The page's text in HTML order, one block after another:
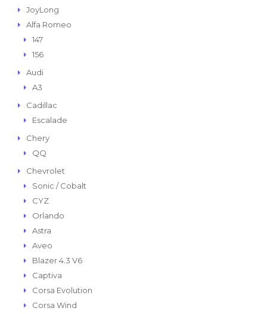
JoyLong
Alfa Romeo
147
156
Audi
A3
Cadillac
Escalade
Chery
QQ
Chevrolet
Sonic / Cobalt
CYZ
Orlando
Astra
Aveo
Blazer 4.3 V6
Captiva
Corsa Evolution
Corsa Wind